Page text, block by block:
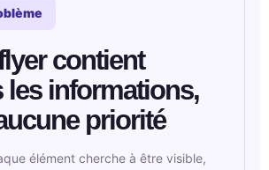
contient
les informations,
priorité
élément cherche à être visible,